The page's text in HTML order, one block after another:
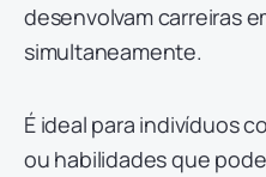
desenvolvam carreiras
simultaneamente.
É ideal para indivíduos
ou habilidades que